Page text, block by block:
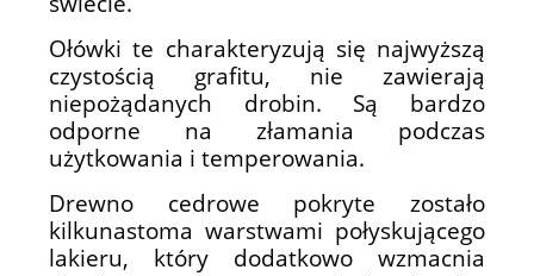
Ołówki te charakteryzują się najwyższą
czystością grafitu, nie zawierają
niepożądanych drobin. Są bardzo
odporne na złamania podczas
użytkowania i temperowania.
Drewno cedrowe pokryte zostało
kilkunastoma warstwami połyskującego
lakieru, który dodatkowo wzmacnia